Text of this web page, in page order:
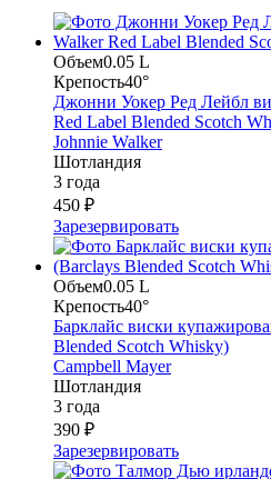
Объем0.05 L
Крепость40°
Джонни Уокер Ред Лейбл
Red Label Blended Scotch
Johnnie Walker
Шотландия
3 года
450 ₽
Зарезервировать
Объем0.05 L
Крепость40°
Барклайс виски
Blended Scotch Whisky)
Campbell Mayer
Шотландия
3 года
390 ₽
Зарезервировать